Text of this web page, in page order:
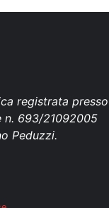
registrata presso
n. 693/21092005
Peduzzi.